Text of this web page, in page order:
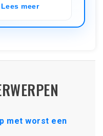
Lees meer
met worst een